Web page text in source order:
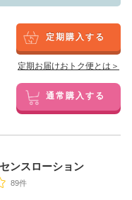
定期購入する
定期お届けおトク便とは＞
通常購入する
ンスローション
89件